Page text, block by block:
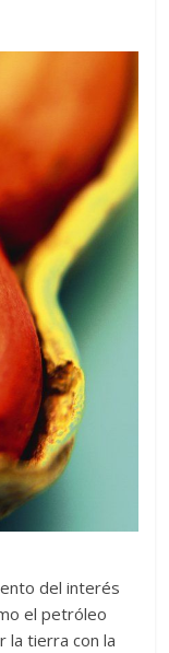
del interés
el petróleo
la tierra con la